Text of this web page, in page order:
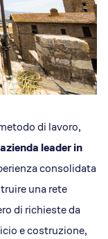
di lavoro,
leader in
consolidata
una rete
di richieste da
e costruzione,